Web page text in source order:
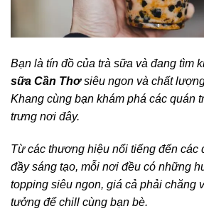
Bạn là tín đồ của trà sữa và đang tìm
sữa Cần Thơsiêu ngon và chất
Khang cùng bạn khám phá các quán
trưng nơi đây.
Từ các thương hiệu nổi tiếng đến các
đầy sáng tạo, mỗi nơi đều có những
topping siêu ngon, giá cả phải chăng
tưởng để chill cùng bạn bè.